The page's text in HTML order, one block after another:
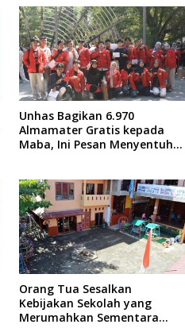
Unhas Bagikan 6.970
Almamater Gratis kepada
Maba, Ini Pesan Menyentuh
Orang Tua Sesalkan
Kebijakan Sekolah yang
Merumahkan Sementara